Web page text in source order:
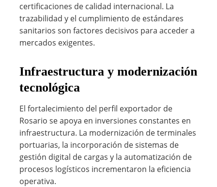
certificaciones de calidad internacional. La
trazabilidad y el cumplimiento de estándares
sanitarios son factores decisivos para acceder a
mercados exigentes.
Infraestructura y modernización
tecnológica
El fortalecimiento del perfil exportador de
Rosario se apoya en inversiones constantes en
infraestructura. La modernización de terminales
portuarias, la incorporación de sistemas de
gestión digital de cargas y la automatización de
procesos logísticos incrementaron la eficiencia
operativa.